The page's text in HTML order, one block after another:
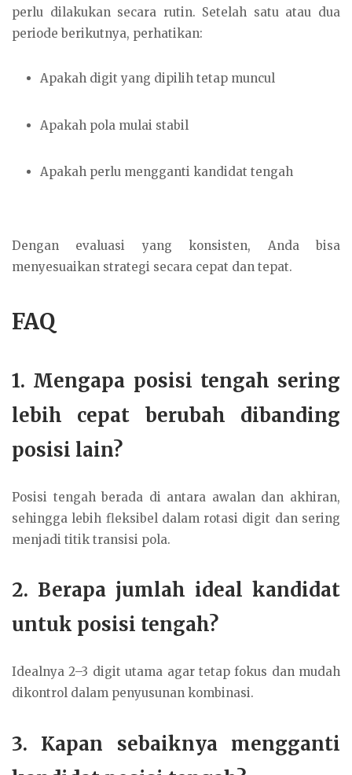
perlu dilakukan secara rutin. Setelah satu atau dua
periode berikutnya, perhatikan:
Apakah digit yang dipilih tetap muncul
Apakah pola mulai stabil
Apakah perlu mengganti kandidat tengah
Dengan evaluasi yang konsisten, Anda bisa
menyesuaikan strategi secara cepat dan tepat.
FAQ
1. Mengapa posisi tengah sering
lebih cepat berubah dibanding
posisi lain?
Posisi tengah berada di antara awalan dan akhiran,
sehingga lebih fleksibel dalam rotasi digit dan sering
menjadi titik transisi pola.
2. Berapa jumlah ideal kandidat
untuk posisi tengah?
Idealnya 2–3 digit utama agar tetap fokus dan mudah
dikontrol dalam penyusunan kombinasi.
3. Kapan sebaiknya mengganti